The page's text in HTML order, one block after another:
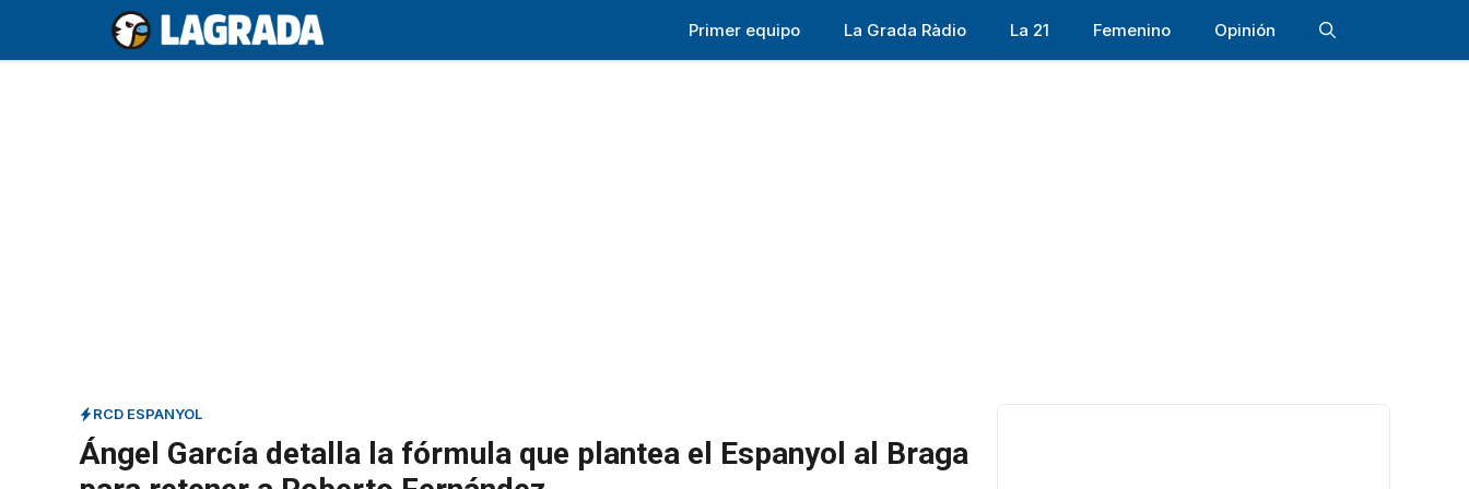
contenido
Primer equipo La Grada Ràdio La 21 Femenino Opinión
RCD ESPANYOL
Ángel García detalla la fórmula que plantea el Espanyol al Braga